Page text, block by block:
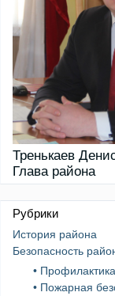
Тренькаев
Глава района
Рубрики
История района
Безопасность
•
• Пожарная